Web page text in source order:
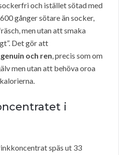
och istället sötad med
gånger sötare än socker,
men utan att smaka
Det gör att
och ren, precis som om
men utan att behöva oroa
i
späs ut 33